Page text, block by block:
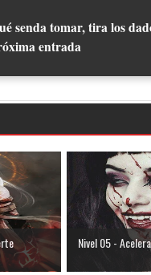
senda tomar, tira los
entrada
Nivel 05 -